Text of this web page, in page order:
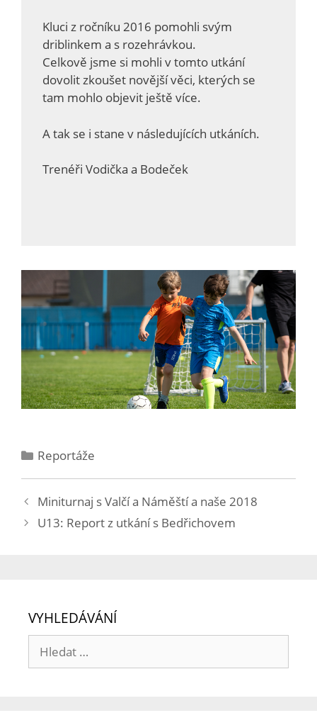
Kluci z ročníku 2016 pomohli svým
driblinkem a s rozehrávkou.
Celkově jsme si mohli v tomto utkání
dovolit zkoušet novější věci, kterých se
tam mohlo objevit ještě více.
A tak se i stane v následujících utkáních.
Trenéři Vodička a Bodeček
Reportáže
Miniturnaj s Valčí a Náměští a naše 2018
U13: Report z utkání s Bedřichovem
VYHLEDÁVÁNÍ